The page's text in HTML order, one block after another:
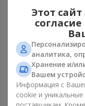
Букет "Панна Котта"
2 124 грн
Заказать
Этот
аналитика,
Хранение и/
Вашем
Информация с
cookie и